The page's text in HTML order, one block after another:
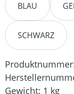
BLAU
SCHWARZ
Gewicht: 1 kg